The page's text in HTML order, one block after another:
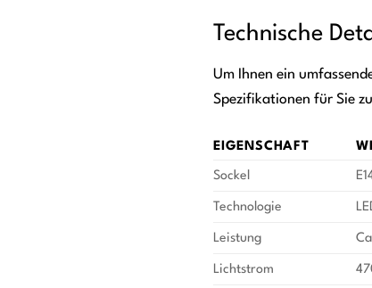
Technische
Um Ihnen ein
Spezifikationen für Sie
EIGENSCHAFT
Sockel
Technologie
Leistung
Lichtstrom